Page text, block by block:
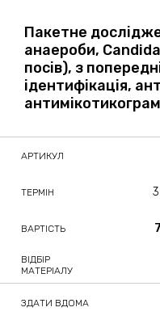
Пакетне
анаероби,
посів), з
ідентифікація,
АРТИКУЛ
ТЕРМІН
ВАРТІСТЬ
ЗДАТИ ВДОМА
ВІДБІР
МАТЕРІАЛУ